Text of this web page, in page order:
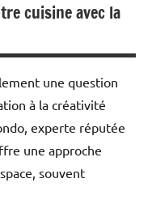
cuisine avec la
une question
à la créativité
experte réputée
une approche
souvent